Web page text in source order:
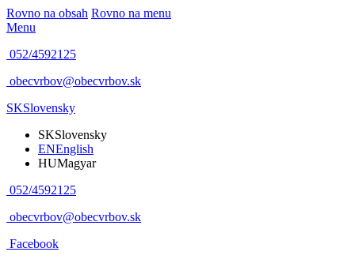
Rovno na obsah Rovno na menu
Menu
052/4592125
obecvrbov@obecvrbov.sk
SKSlovensky
SKSlovensky
ENEnglish
HUMagyar
052/4592125
obecvrbov@obecvrbov.sk
Facebook